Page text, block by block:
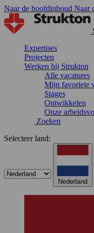
Naar de hoofdinhoud Naar
Expertises
Projecten
Werken bij Strukton
Alle vacatures
Mijn favoriete
Stages
Ontwikkelen
Onze
Zoeken
Selecteer land:
Nederland